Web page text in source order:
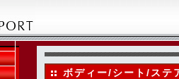
ボディー/シート/ステ